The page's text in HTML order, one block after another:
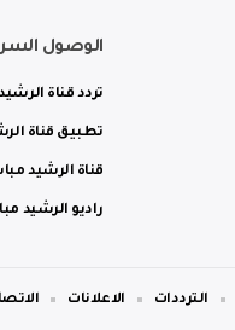
الوصول
تردد قناة
تطبيق قناة
قناة الرشيد
راديو الرشيد
الترددات الاعلانات